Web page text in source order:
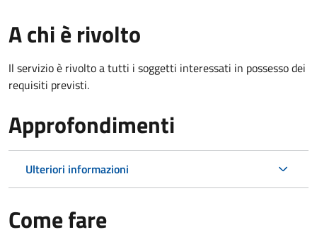
A chi è rivolto
Il servizio è rivolto a tutti i soggetti interessati in possesso dei
requisiti previsti.
Approfondimenti
Ulteriori informazioni
Come fare